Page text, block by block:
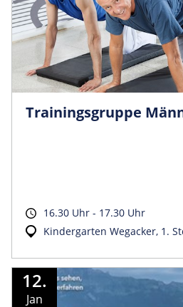
Trainingsgruppe
16.30 Uhr - 17.30 Uhr
Kindergarten Wegacker, 1.
12.
Jan